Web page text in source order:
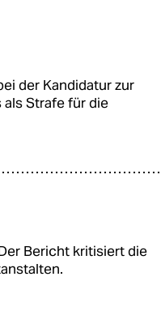
der Kandidatur zur
als Strafe für die
Bericht kritisiert die